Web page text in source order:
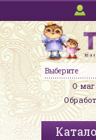
Выберите
О